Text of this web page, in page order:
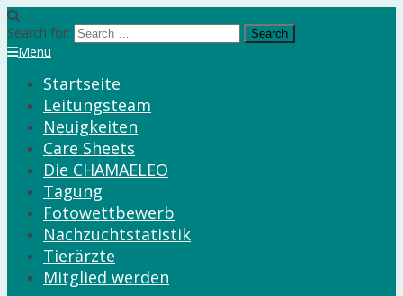
Search for:
Menu
Startseite
Leitungsteam
Neuigkeiten
Care Sheets
Die CHAMAELEO
Tagung
Fotowettbewerb
Nachzuchtstatistik
Tierärzte
Mitglied werden